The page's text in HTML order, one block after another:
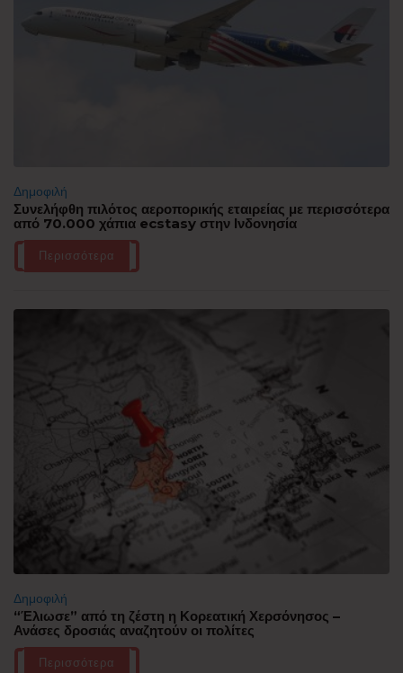
Δημοφιλή
Συνελήφθη πιλότος αεροπορικής εταιρείας με περισσότερα
από 70.000 χάπια ecstasy στην Ινδονησία
Περισσότερα
Δημοφιλή
“Έλιωσε” από τη ζέστη η Κορεατική Χερσόνησος –
Ανάσες δροσιάς αναζητούν οι πολίτες
Περισσότερα